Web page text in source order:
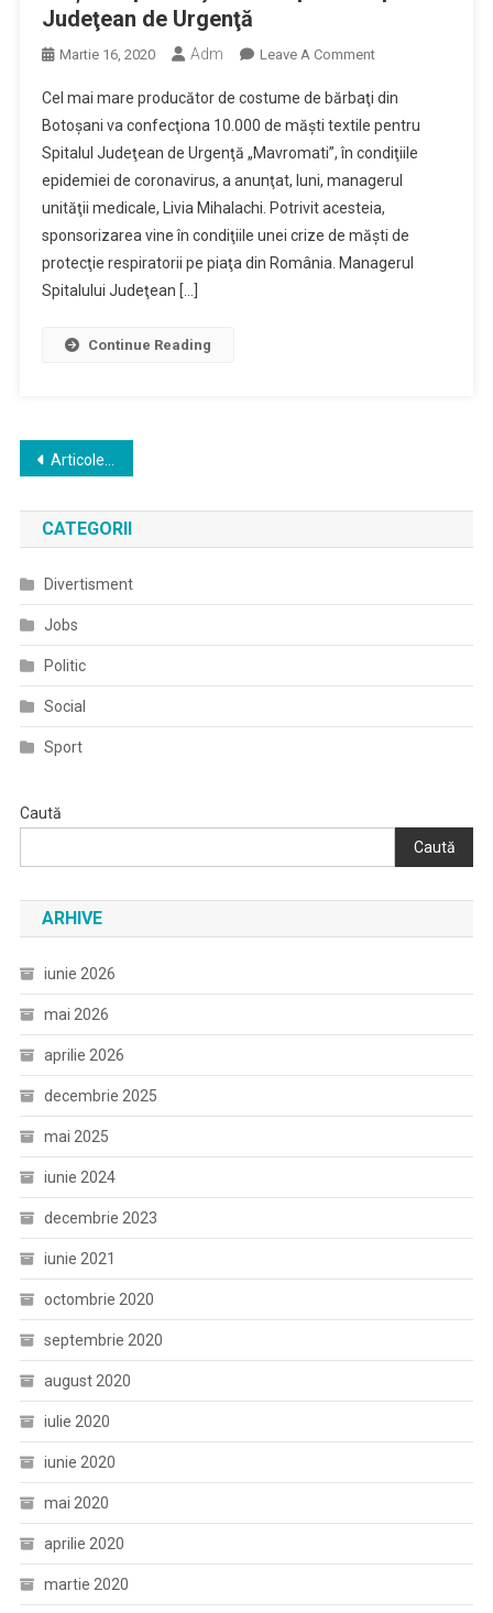
Judeţean de Urgenţă
Martie 16, 2020 Adm Leave A CommentOn
Fabrică
De
Confecţii
Produce
10.000
De
Măşti
Cel mai mare producător de costume de bărbaţi din
Botoşani va confecţiona 10.000 de măşti textile pentru
Spitalul Judeţean de Urgenţă „Mavromati”, în condiţiile
epidemiei de coronavirus, a anunţat, luni, managerul
unităţii medicale, Livia Mihalachi. Potrivit acesteia,
sponsorizarea vine în condiţiile unei crize de măşti de
protecţie respiratorii pe piaţa din România. Managerul
Spitalului Judeţean […]
Continue Reading
Navigare
în
articole
Articole mai vechi
CATEGORII
Divertisment
Jobs
Politic
Social
Sport
Caută
Caută
ARHIVE
iunie 2026
mai 2026
aprilie 2026
decembrie 2025
mai 2025
iunie 2024
decembrie 2023
iunie 2021
octombrie 2020
septembrie 2020
august 2020
iulie 2020
iunie 2020
mai 2020
aprilie 2020
martie 2020